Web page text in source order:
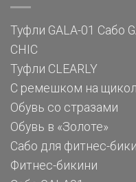
Туфли GALA-01 Сабо
CHIC
Туфли CLEARLY
С ремешком на
Обувь со стразами
Обувь в «Золоте»
Сабо для фитнес-
Фитнес-бикини